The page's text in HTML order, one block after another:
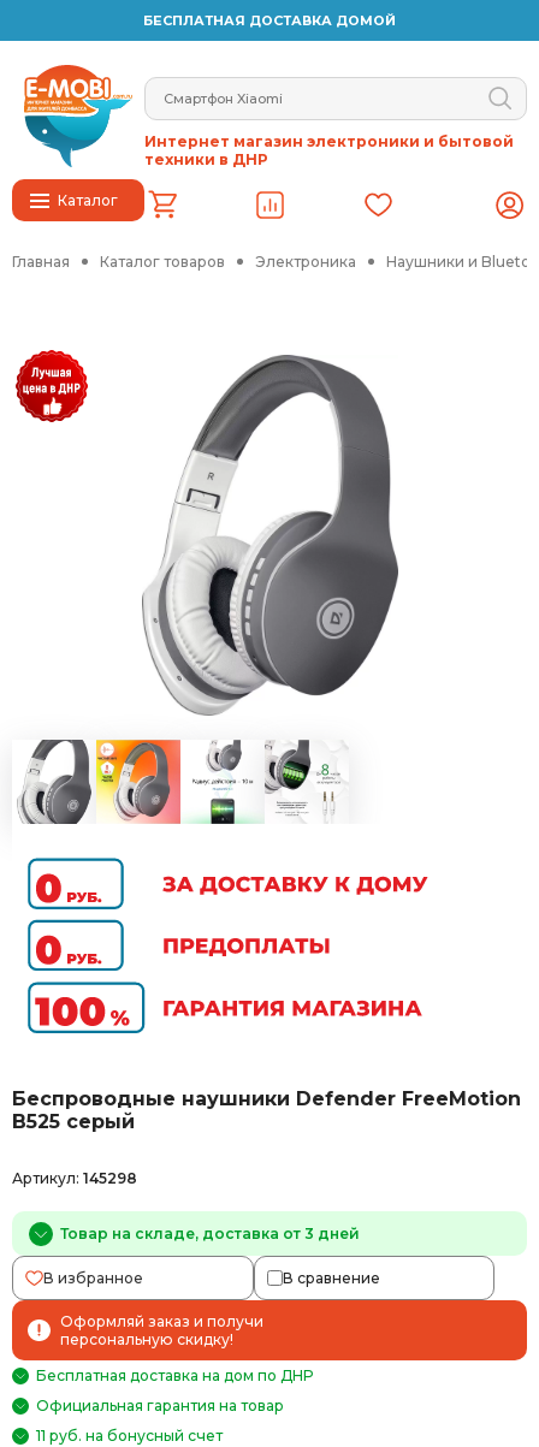
БЕСПЛАТНАЯ ДОСТАВКА ДОМОЙ
Каталог
Интернет магазин электроники и бытовой
техники в ДНР
Главная Каталог товаров Электроника Наушники и
Беспроводные наушники Defender FreeMotion
B525 серый
Артикул: 145298
Товар на складе, доставка от 3 дней
В избранное В сравнение
Оформляй заказ и получи
персональную скидку!
Бесплатная доставка на дом по ДНР
Официальная гарантия на товар
11 руб. на бонусный счет